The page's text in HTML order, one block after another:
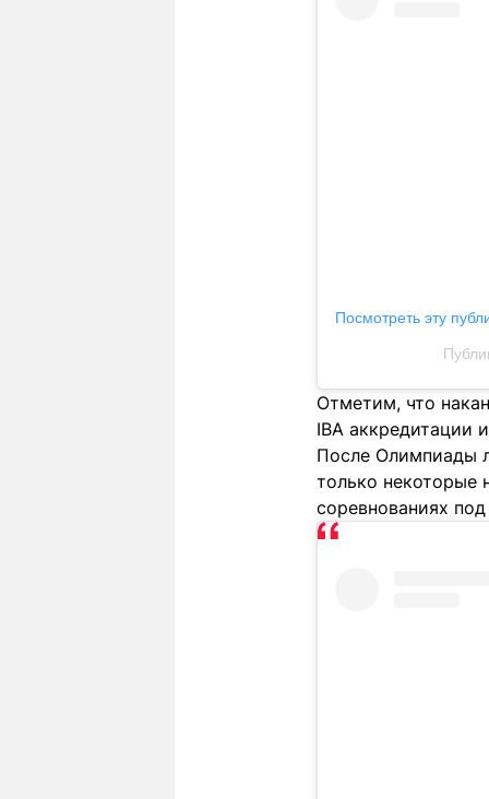
Посмотреть эту
Отметим, что
IBA аккредитации
После Олимпиады
только некоторые
соревнованиях